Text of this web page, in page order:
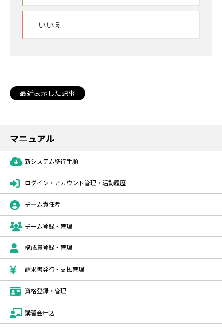
いいえ
最近表示した記事
マニュアル
新システム移行手順
ログイン・アカウント管理・活動履歴
チ―ム責任者
チーム登録・管理
構成員登録・管理
請求書発行・支払管理
資格登録・管理
講習会申込